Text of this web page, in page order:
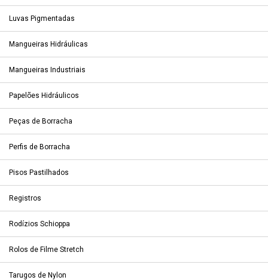
Luvas Pigmentadas
Mangueiras Hidráulicas
Mangueiras Industriais
Papelões Hidráulicos
Peças de Borracha
Perfis de Borracha
Pisos Pastilhados
Registros
Rodízios Schioppa
Rolos de Filme Stretch
Tarugos de Nylon